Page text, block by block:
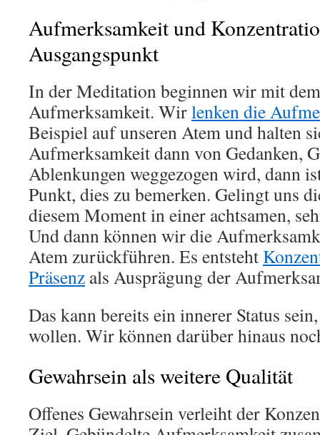
Aufmerksamkeit und
Ausgangspunkt
In der Meditation beginnen wir mit
Aufmerksamkeit. Wirlenken die
Beispiel auf unseren Atem und halten
Aufmerksamkeit dann von Gedanken,
Ablenkungen weggezogen wird, dann
Punkt, dies zu bemerken. Gelingt uns
diesem Moment in einer achtsamen,
Und dann können wir die
Atem zurückführen. Es entsteht
Präsenz als Ausprägung der
Das kann bereits ein innerer Status
wollen. Wir können darüber hinaus
Gewahrsein als weitere Qualität
Offenes Gewahrsein verleiht der